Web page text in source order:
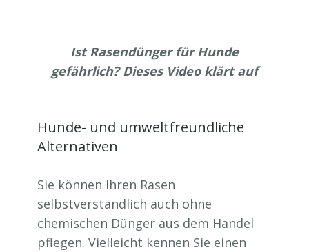
Ist Rasendünger für Hunde
gefährlich? Dieses Video klärt auf
Hunde- und umweltfreundliche
Alternativen
Sie können Ihren Rasen
selbstverständlich auch ohne
chemischen Dünger aus dem Handel
pflegen. Vielleicht kennen Sie einen